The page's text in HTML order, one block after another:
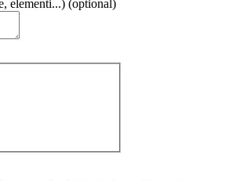
elementi...) (optional)